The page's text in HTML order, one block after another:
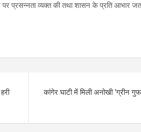
प्रसन्नता व्यक्त की तथा शासन के प्रति आभार
कांगेर घाटी में मिली अनोखी ‘ग्रीन